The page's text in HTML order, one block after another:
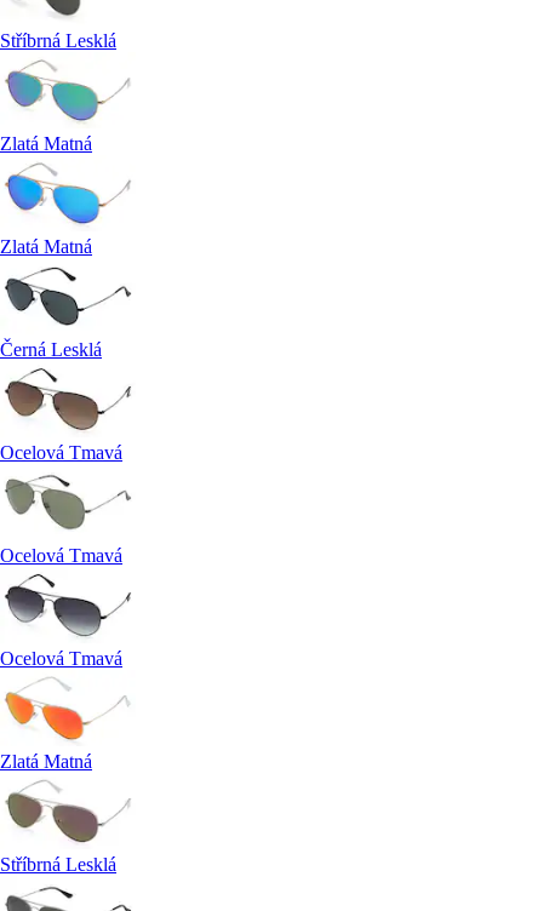
Stříbrná Lesklá
Zlatá Matná
Zlatá Matná
Černá Lesklá
Ocelová Tmavá
Ocelová Tmavá
Ocelová Tmavá
Zlatá Matná
Stříbrná Lesklá